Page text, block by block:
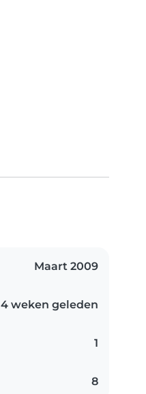
Maart 2009
4 weken geleden
1
8